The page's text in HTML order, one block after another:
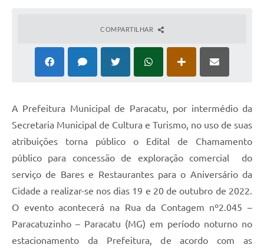
COMPARTILHAR
A Prefeitura Municipal de Paracatu, por intermédio da
Secretaria Municipal de Cultura e Turismo, no uso de suas
atribuições torna público o Edital de Chamamento
público para concessão de exploração comercial do
serviço de Bares e Restaurantes para o Aniversário da
Cidade a realizar-se nos dias 19 e 20 de outubro de 2022.
O evento acontecerá na Rua da Contagem nº2.045 –
Paracatuzinho – Paracatu (MG) em período noturno no
estacionamento da Prefeitura, de acordo com as